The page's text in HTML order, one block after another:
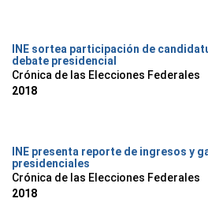
INE sortea participación de
debate presidencial
Crónica de las Elecciones Federales
2018
INE presenta reporte de ingresos y
presidenciales
Crónica de las Elecciones Federales
2018